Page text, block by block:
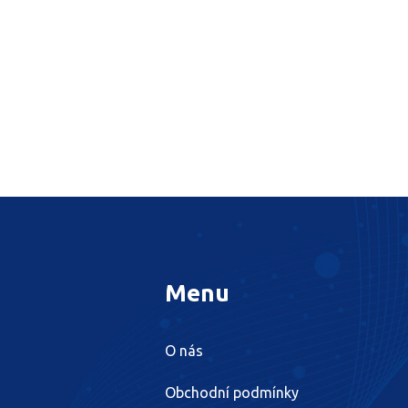
Menu
O nás
Obchodní podmínky